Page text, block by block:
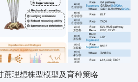
蔗理想株型模型及育种策略